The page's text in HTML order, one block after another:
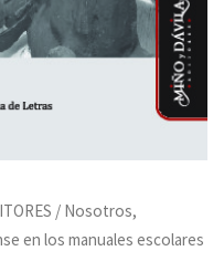
/ Nosotros,
en los manuales escolares